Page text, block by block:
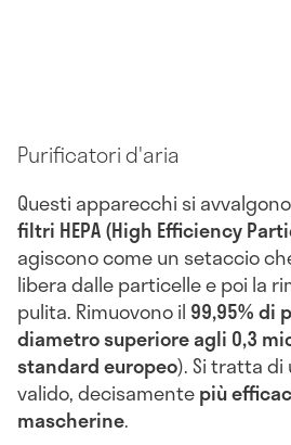
Purificatori d'aria
Questi apparecchi si
filtri HEPA (High Efficiency
agiscono come un setaccio
libera dalle particelle e poi la
pulita. Rimuovono il 99,95% di
diametro superiore agli 0,3
standard europeo). Si tratta
valido, decisamentepiù
mascherine.